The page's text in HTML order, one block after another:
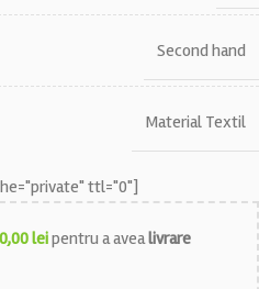
Second hand
Material Textil
ttl="0"]
leipentru a avealivrare